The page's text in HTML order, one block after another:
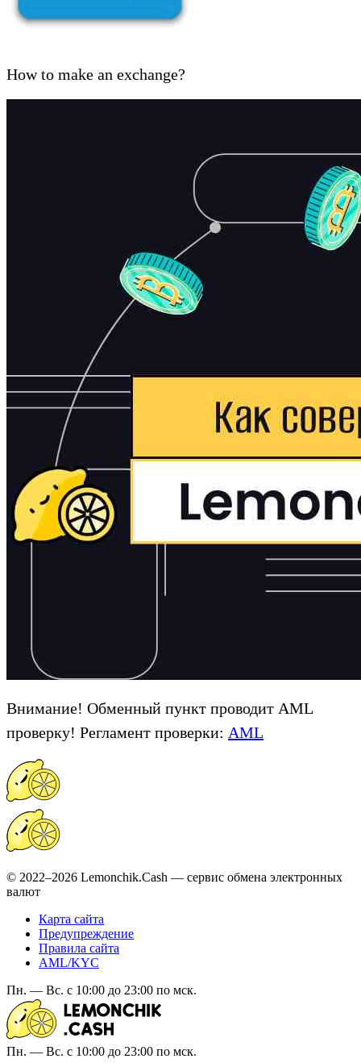
How to make an exchange?
Внимание! Обменный пункт проводит AML
проверку! Регламент проверки: AML
© 2022–2026 Lemonchik.Cash — сервис обмена электронных
валют
Карта сайта
Предупреждение
Правила сайта
AML/KYC
Пн. — Вс. с 10:00 до 23:00 по мск.
Пн. — Вс. с 10:00 до 23:00 по мск.